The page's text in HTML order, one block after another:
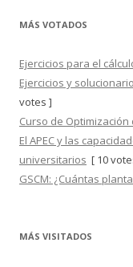
MÁS VOTADOS
Ejercicios para el
Ejercicios y
votes ]
Curso de
El APEC y las
universitarios [ 10
GSCM: ¿Cuántas
MÁS VISITADOS